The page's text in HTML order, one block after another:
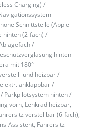
Charging) /
Schnittstelle (Apple
hinten (2-fach) /
/
hinten
mit 180°
und heizbar /
anklappbar /
Parkpilotsystem hinten /
vorn, Lenkrad heizbar,
verstellbar (6-fach),
Assistent, Fahrersitz